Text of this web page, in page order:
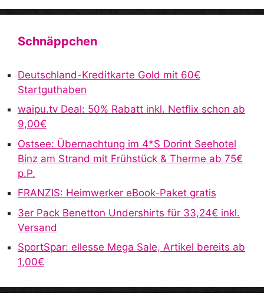
A
n
t
Schnäppchen
Deutschland-Kreditkarte Gold mit 60€
Startguthaben
waipu.tv Deal: 50% Rabatt inkl. Netflix schon ab
9,00€
Ostsee: Übernachtung im 4*S Dorint Seehotel
Binz am Strand mit Frühstück & Therme ab 75€
p.P.
FRANZIS: Heimwerker eBook-Paket gratis
3er Pack Benetton Undershirts für 33,24€ inkl.
Versand
SportSpar: ellesse Mega Sale, Artikel bereits ab
1,00€